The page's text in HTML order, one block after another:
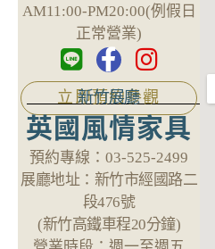
AM11:00-PM20:00(例假日
正常營業)
立即預約參觀
新竹展廳
英國風情家具
預約專線： 03-525-2499
展廳地址： 新竹市經國路二
段476號
(新竹高鐵車程20分鐘)